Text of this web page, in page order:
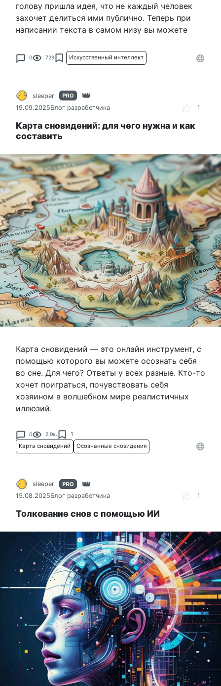
голову пришла идея, что не каждый человек
захочет делиться ими публично. Теперь при
написании текста в самом низу вы можете
0 729 Искусственный интеллект
1
sleeper
19.09.2025Блог разработчика
Карта сновидений: для чего нужна и как
составить
Карта сновидений — это онлайн инструмент, с
помощью которого вы можете осознать себя
во сне. Для чего? Ответы у всех разные. Кто-то
хочет поиграться, почувствовать себя
хозяином в волшебном мире реалистичных
иллюзий.
0 2.9к.
1
Карта сновидений
Осознанные сновидения
1
sleeper
15.08.2025Блог разработчика
Толкование снов с помощью ИИ